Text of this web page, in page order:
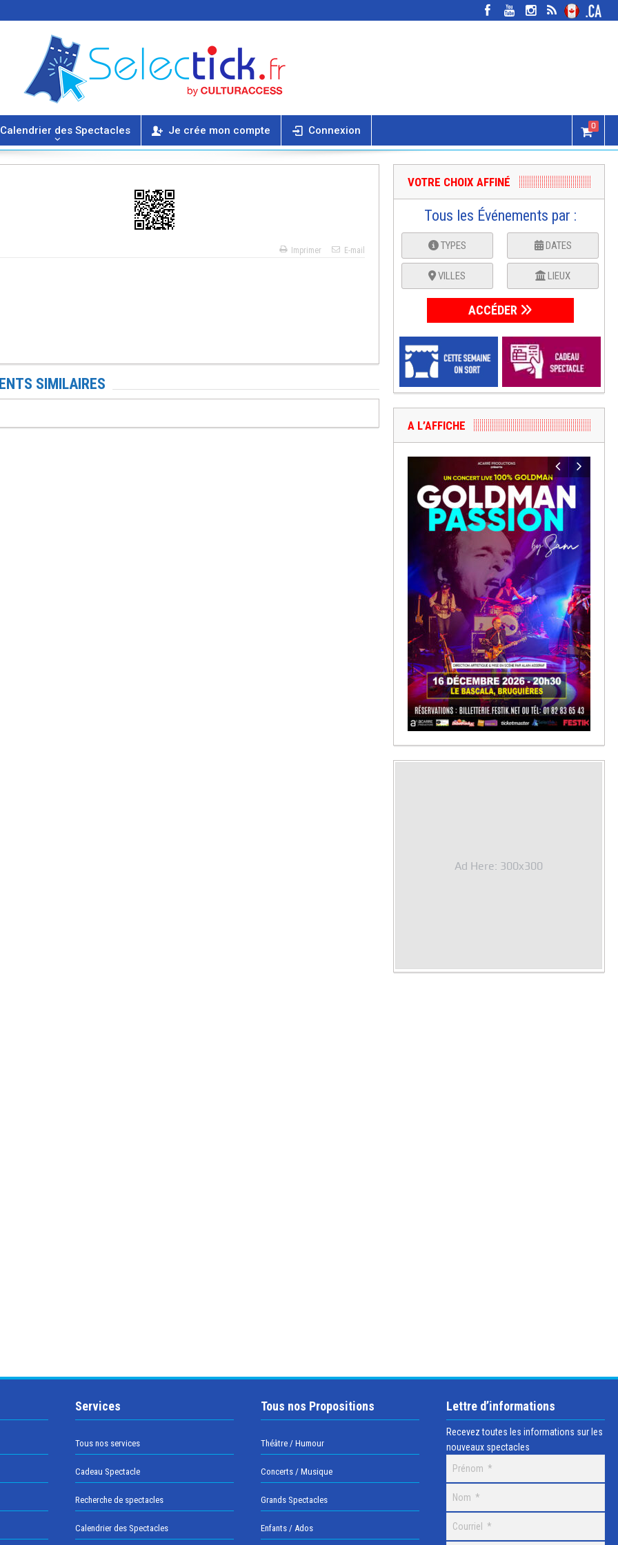
Calendrier des Spectacles Je crée mon compte Connexion 0
Imprimer E-mail
SIMILAIRES
VOTRE CHOIX AFFINÉ
Tous les Événements par :
TYPES DATES
VILLES LIEUX
ACCÉDER
A L’AFFICHE
Ad Here: 300x300
Services
Tous nos services
Cadeau Spectacle
Recherche de spectacles
Calendrier des Spectacles
Tous nos Propositions
Théâtre / Humour
Concerts / Musique
Grands Spectacles
Enfants / Ados
Lettre d’informations
Recevez toutes les informations sur les
nouveaux spectacles